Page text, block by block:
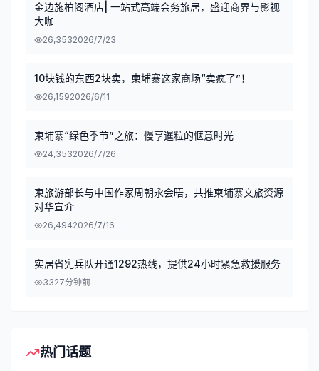
金边施柏阁酒店| 一站式高端会务旅居，盛迎商界与影视
大咖
26,3532026/7/23
10块钱的东西2块卖，柬埔寨这家商场“卖疯了”！
26,1592026/6/11
柬埔寨“绿色季节”之旅：慢享暹粒的惬意时光
24,3532026/7/26
柬旅游部长与中国作家周朝永会晤，共推柬埔寨文旅资源
对华宣介
26,4942026/7/16
实居省宪兵队开通1292热线，提供24小时紧急救援服务
3327分钟前
热门话题